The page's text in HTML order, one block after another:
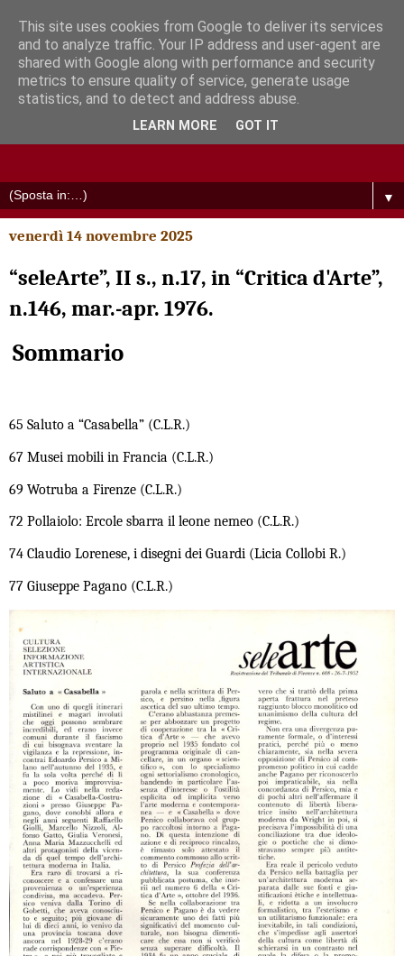
▼
venerdì 14 novembre 2025
“seleArte”, II s., n.17, in “Critica d'Arte”,
n.146, mar.-apr. 1976.
Sommario
65 Saluto a “Casabella” (C.L.R.)
67 Musei mobili in Francia (C.L.R.)
69 Wotruba a Firenze (C.L.R.)
72 Pollaiolo: Ercole sbarra il leone nemeo (C.L.R.)
74 Claudio Lorenese, i disegni dei Guardi (Licia Collobi R.)
77 Giuseppe Pagano (C.L.R.)
This site uses cookies from Google to deliver its services
and to analyze traffic. Your IP address and user-agent are
shared with Google along with performance and security
metrics to ensure quality of service, generate usage
statistics, and to detect and address abuse.
LEARN MORE GOT IT